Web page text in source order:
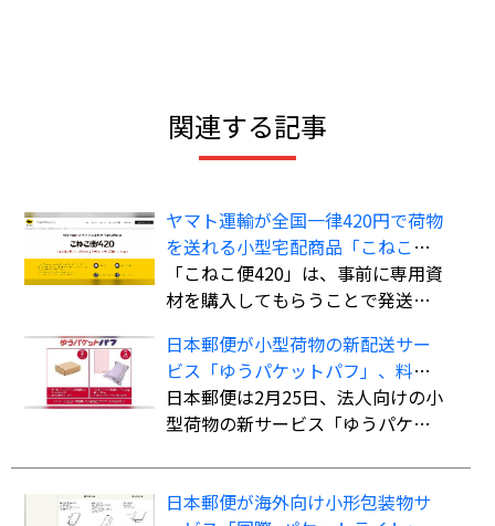
関連する記事
ヤマト運輸が全国一律420円で荷物
を送れる小型宅配商品「こねこ便
420」を全国展開
「こねこ便420」は、事前に専用資
材を購入してもらうことで発送時
全国一律420円で商品を配送する小
型宅配商品。法人、個人事業主の
ほか、個人も利用可能。
日本郵便が小型荷物の新配送サー
ビス「ゆうパケットパフ」、料金
は全国一律で「ゆうパック」より
も“お得”
日本郵便は2月25日、法人向けの小
型荷物の新サービス「ゆうパケッ
日本郵便が海外向け小形包装物サ